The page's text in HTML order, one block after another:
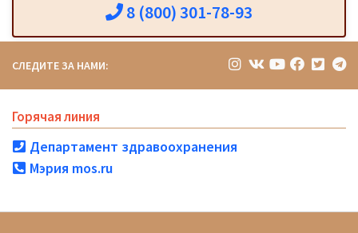
8 (800) 301-78-93
СЛЕДИТЕ ЗА НАМИ:
Горячая линия
Департамент здравоохранения
Мэрия mos.ru